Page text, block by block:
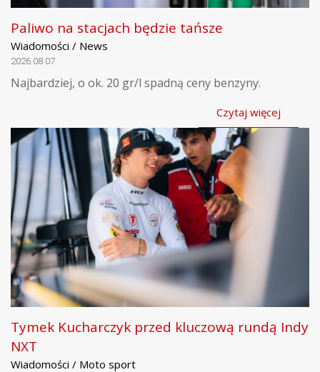
Paliwo na stacjach będzie tańsze
Wiadomości / News
2026.08.07
Najbardziej, o ok. 20 gr/l spadną ceny benzyny.
Czytaj więcej
Tymek Kucharczyk przed kluczową rundą Indy
NXT
Wiadomości / Moto sport